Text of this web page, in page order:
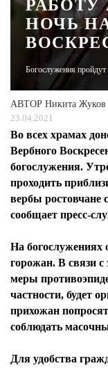
РАБОТУ
НОЧЬ
Богослужения
АВТОР Никита Жуков
23.04.2021
Во всех храмах
Вербного
богослужения.
проходить
вербы ростовчане
сообщает пресс-
На богослужениях
горожан. В связи
меры
частности, будет
прихожан
соблюдать
Для удобства